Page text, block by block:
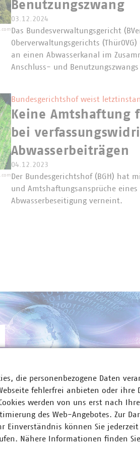
Benutzungszwang
03.12.2024
Das Bundesverwaltungsgericht
Oberverwaltungsgerichts
an einen Abwasserkanal im
Anschluss- und
Bundesgerichtshof weist
Keine Amtshaftung
bei
Abwasserbeiträgen
04.12.2023
Der Bundesgerichtshof (BGH) hat
und Amtshaftungsansprüche eines
Abwasserbeseitigung verneint.
Unternehmen leisten einen
Beitrag, damit die digitale
gelingt.
© bluemoon1981/
die personenbezogene Daten
fehlerfrei anbieten oder ihre
werden von uns erst nach
des Web-Angebotes. Zur
Einverständnis können Sie
Nähere Informationen finden